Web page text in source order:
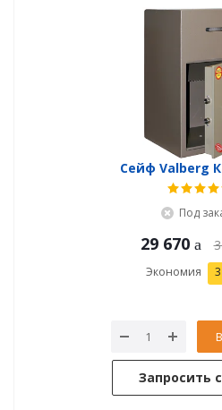
Сейф Valberg
Под
29 670
Экономия
Запросить